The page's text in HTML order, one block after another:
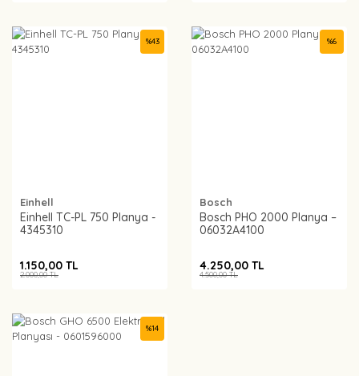
Einhell
Einhell TC-PL 750 Planya -
4345310
%43
1.150,00 TL
2.000,00 TL
Bosch
Bosch PHO 2000 Planya –
06032A4100
%6
4.250,00 TL
4.500,00 TL
%14